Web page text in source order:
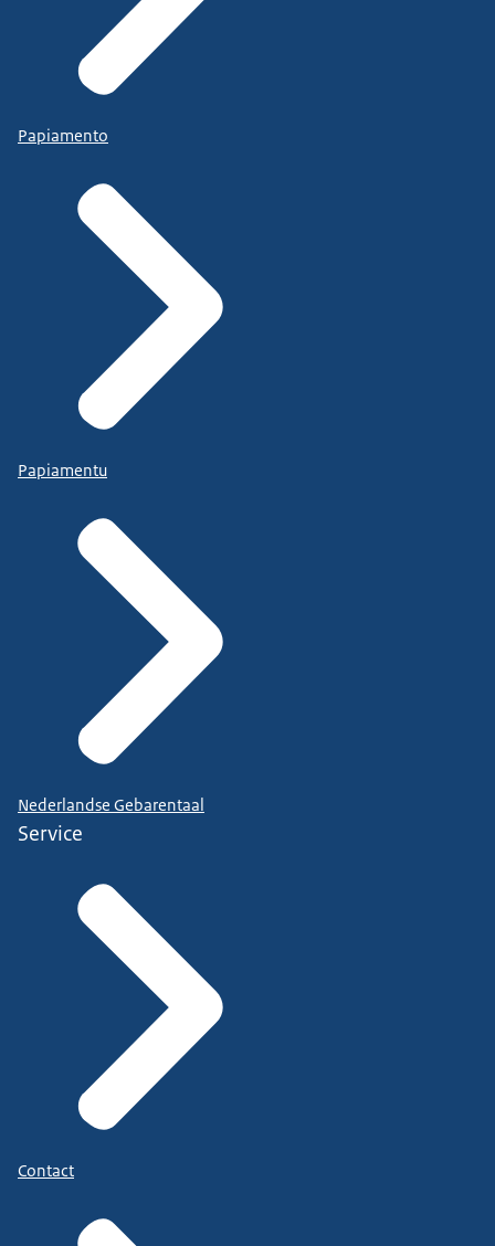
Papiamento
Papiamentu
Nederlandse Gebarentaal
Service
Contact